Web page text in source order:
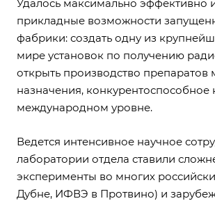
Удалось максимально эффективно
прикладные возможности
фабрики: создать одну из
мире установок по получению
открыть производство препаратов
назначения, конкурентоспособное
международном уровне.
Ведется интенсивное научное
лаборатории отдела ставили
эксперименты во многих
Дубне, ИФВЭ в Протвино) и